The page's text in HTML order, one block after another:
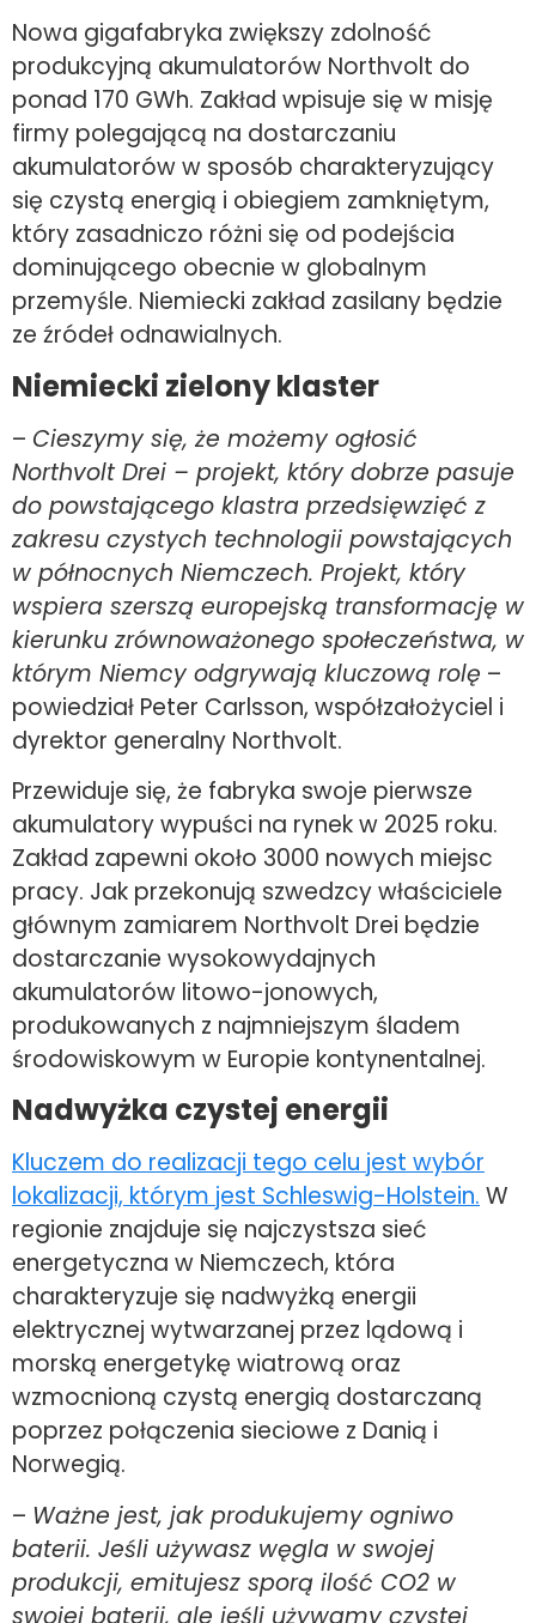
Nowa gigafabryka zwiększy zdolność
produkcyjną akumulatorów Northvolt do
ponad 170 GWh. Zakład wpisuje się w misję
firmy polegającą na dostarczaniu
akumulatorów w sposób charakteryzujący
się czystą energią i obiegiem zamkniętym,
który zasadniczo różni się od podejścia
dominującego obecnie w globalnym
przemyśle. Niemiecki zakład zasilany będzie
ze źródeł odnawialnych.
Niemiecki zielony klaster
– Cieszymy się, że możemy ogłosić
Northvolt Drei – projekt, który dobrze pasuje
do powstającego klastra przedsięwzięć z
zakresu czystych technologii powstających
w północnych Niemczech. Projekt, który
wspiera szerszą europejską transformację w
kierunku zrównoważonego społeczeństwa, w
którym Niemcy odgrywają kluczową rolę –
powiedział Peter Carlsson, współzałożyciel i
dyrektor generalny Northvolt.
Przewiduje się, że fabryka swoje pierwsze
akumulatory wypuści na rynek w 2025 roku.
Zakład zapewni około 3000 nowych miejsc
pracy. Jak przekonują szwedzcy właściciele
głównym zamiarem Northvolt Drei będzie
dostarczanie wysokowydajnych
akumulatorów litowo-jonowych,
produkowanych z najmniejszym śladem
środowiskowym w Europie kontynentalnej.
Nadwyżka czystej energii
Kluczem do realizacji tego celu jest wybór
lokalizacji, którym jest Schleswig-Holstein. W
regionie znajduje się najczystsza sieć
energetyczna w Niemczech, która
charakteryzuje się nadwyżką energii
elektrycznej wytwarzanej przez lądową i
morską energetykę wiatrową oraz
wzmocnioną czystą energią dostarczaną
poprzez połączenia sieciowe z Danią i
Norwegią.
– Ważne jest, jak produkujemy ogniwo
baterii. Jeśli używasz węgla w swojej
produkcji, emitujesz sporą ilość CO2 w
swojej baterii, ale jeśli używamy czystej